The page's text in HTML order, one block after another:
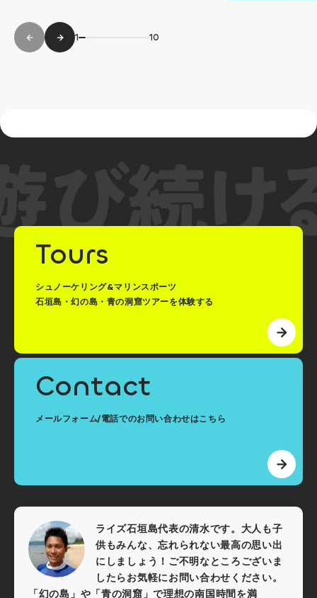
1 10
Tours
シュノーケリング&マリンスポーツ
石垣島・幻の島・青の洞窟ツアーを体験する
Contact
メールフォーム/電話でのお問い合わせはこちら
ライズ石垣島代表の清水です。大人も子
供もみんな、忘れられない最高の思い出
にしましょう！ご不明なところございま
したらお気軽にお問い合わせください。
「幻の島」や「青の洞窟」で理想の南国時間を満